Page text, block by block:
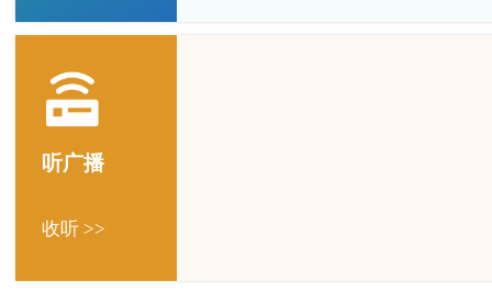
听广播
收听 >>